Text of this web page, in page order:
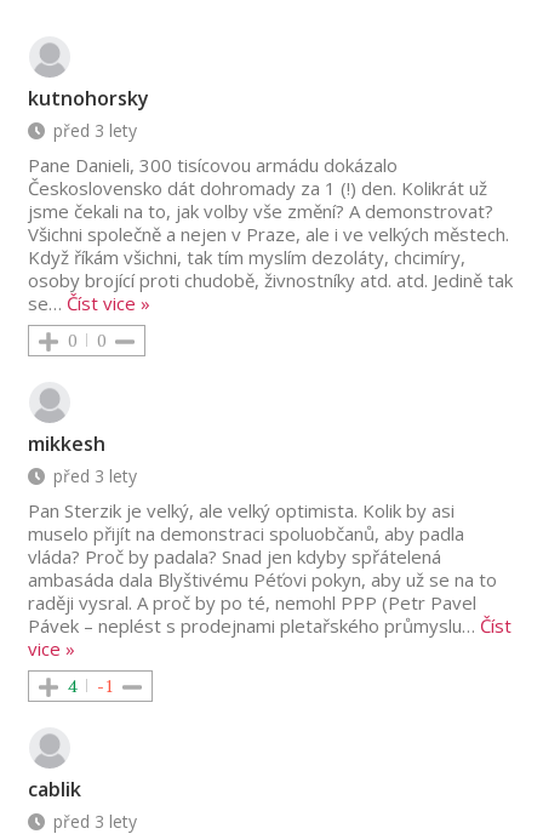
kutnohorsky
před 3 lety
Pane Danieli, 300 tisícovou armádu dokázalo
Československo dát dohromady za 1 (!) den. Kolikrát už
jsme čekali na to, jak volby vše změní? A demonstrovat?
Všichni společně a nejen v Praze, ale i ve velkých městech.
Když říkám všichni, tak tím myslím dezoláty, chcimíry,
osoby brojící proti chudobě, živnostníky atd. atd. Jedině tak
se… Číst vice »
0 0
mikkesh
před 3 lety
Pan Sterzik je velký, ale velký optimista. Kolik by asi
muselo přijít na demonstraci spoluobčanů, aby padla
vláda? Proč by padala? Snad jen kdyby spřátelená
ambasáda dala Blyštivému Péťovi pokyn, aby už se na to
raději vysral. A proč by po té, nemohl PPP (Petr Pavel
Pávek – neplést s prodejnami pletařského průmyslu… Číst
vice »
4 -1
cablik
před 3 lety